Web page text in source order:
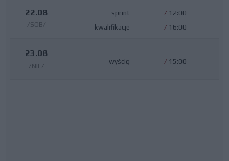
22.08
/SOB/
sprint
kwalifikacje
/ 12:00
/ 16:00
23.08
/NIE/
wyścig / 15:00